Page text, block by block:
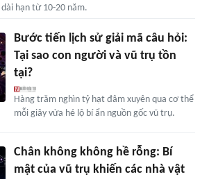
hạn từ 10-20 năm.
Bước tiến lịch sử giải mã câu hỏi:
Tại sao con người và vũ trụ tồn
tại?
Hàng trăm nghìn tỷ hạt đâm xuyên qua cơ thể
mỗi giây vừa hé lộ bí ẩn nguồn gốc vũ trụ.
Chân không không hề rỗng: Bí
mật của vũ trụ khiến các nhà vật